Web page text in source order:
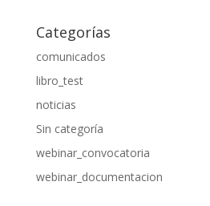
Categorías
comunicados
libro_test
noticias
Sin categoría
webinar_convocatoria
webinar_documentacion